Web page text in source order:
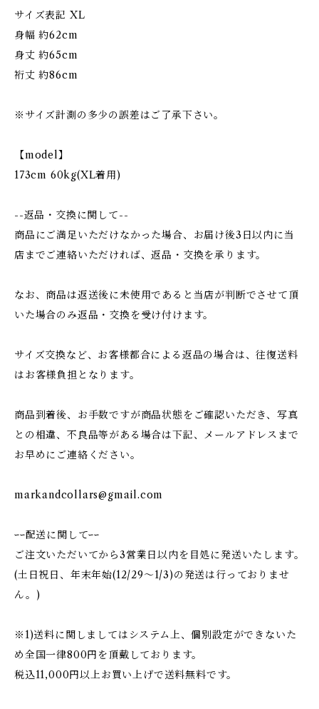
サイズ表記 XL
身幅 約62cm
身丈 約65cm
裄丈 約86cm
※サイズ計測の多少の誤差はご了承下さい。
【model】
173cm 60kg(XL着用)
--返品・交換に関して--
商品にご満足いただけなかった場合、お届け後3日以内に当
店までご連絡いただければ、返品・交換を承ります。
なお、商品は返送後に未使用であると当店が判断でさせて頂
いた場合のみ返品・交換を受け付けます。
サイズ交換など、お客様都合による返品の場合は、往復送料
はお客様負担となります。
商品到着後、お手数ですが商品状態をご確認いただき、写真
との相違、不良品等がある場合は下記、メールアドレスまで
お早めにご連絡ください。
markandcollars@gmail.com
ｰｰ配送に関してｰｰ
ご注文いただいてから3営業日以内を目処に発送いたします。
(土日祝日、年末年始(12/29〜1/3)の発送は行っておりませ
ん。)
※1)送料に関しましてはシステム上、個別設定ができないた
め全国一律800円を頂戴しております。
税込11,000円以上お買い上げで送料無料です。